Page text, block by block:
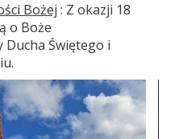
Bożej : Z okazji 18
o Boże
Ducha Świętego i